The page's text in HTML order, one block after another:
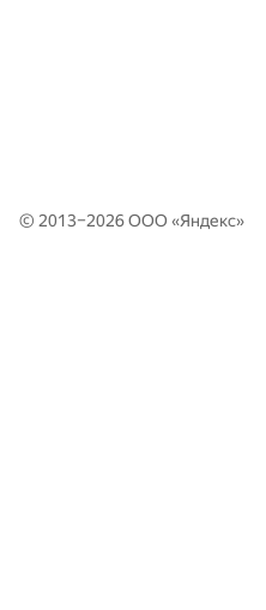
© 2013–2026 ООО «Яндекс»